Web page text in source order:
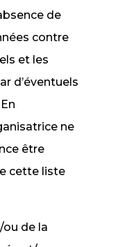
de
contre
et les
d’éventuels
ne
être
cette liste
de la